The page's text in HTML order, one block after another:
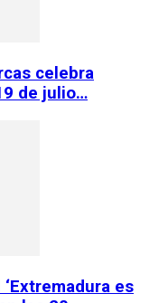
celebra
de julio…
es